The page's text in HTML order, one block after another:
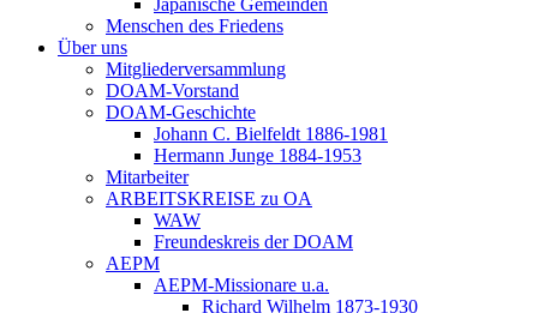
Japanische Gemeinden
Menschen des Friedens
Über uns
Mitgliederversammlung
DOAM-Vorstand
DOAM-Geschichte
Johann C. Bielfeldt 1886-1981
Hermann Junge 1884-1953
Mitarbeiter
ARBEITSKREISE zu OA
WAW
Freundeskreis der DOAM
AEPM
AEPM-Missionare u.a.
Richard Wilhelm 1873-1930